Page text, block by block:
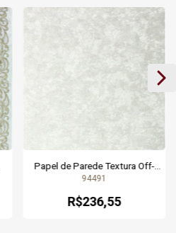
Papel de Parede Adamascado
Bege Acinzentado e Dourado
Dolce Vita - 10 metros | 94462 |
Cola Grátis
94462
R$236,55